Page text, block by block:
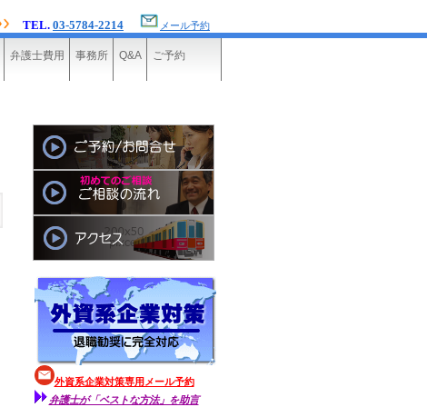
TEL. 03-5784-2214 メール予約
弁護士費用 事務所 Q&A ご予約
外資系企業対策専用メール予約
弁護士が「ベストな方法」を助言